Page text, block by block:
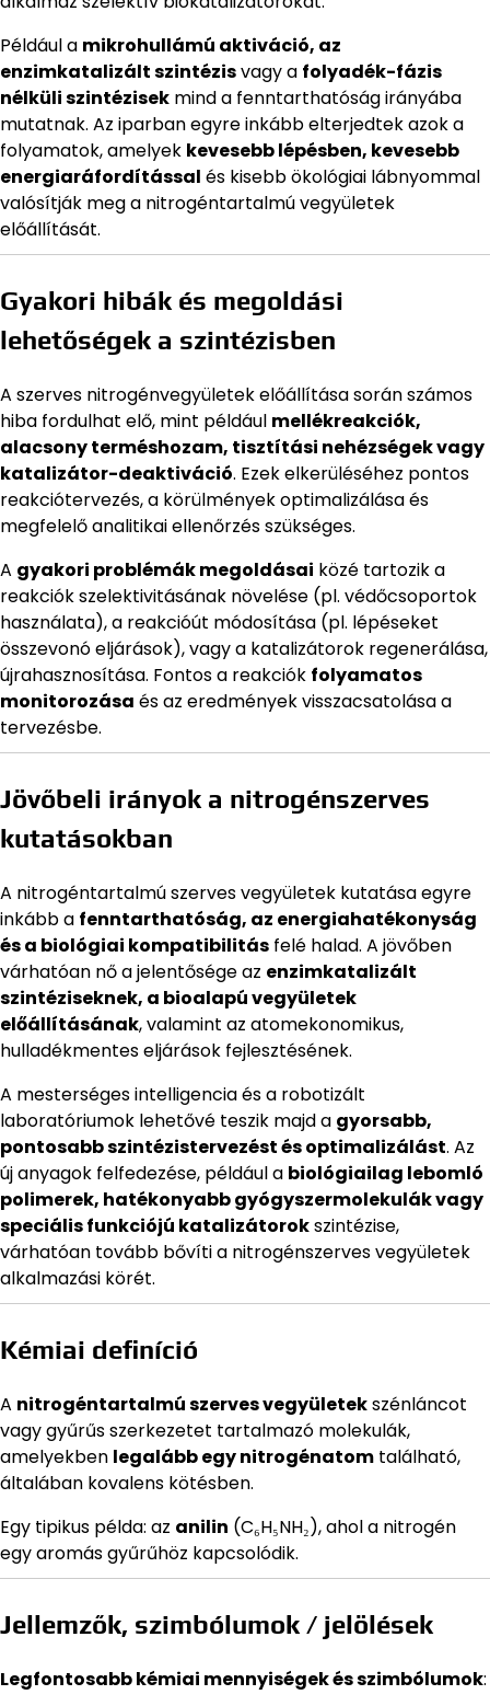
Például a mikrohullámú aktiváció, az
enzimkatalizált szintézisvagy a folyadék-fázis
nélküli szintézisek mind a fenntarthatóság irányába
mutatnak. Az iparban egyre inkább elterjedtek azok a
folyamatok, amelyek kevesebb lépésben, kevesebb
energiaráfordítással és kisebb ökológiai lábnyommal
valósítják meg a nitrogéntartalmú vegyületek
előállítását.
Gyakori hibák és megoldási
lehetőségek a szintézisben
A szerves nitrogénvegyületek előállítása során számos
hiba fordulhat elő, mint például mellékreakciók,
alacsony terméshozam, tisztítási nehézségek vagy
katalizátor-deaktiváció. Ezek elkerüléséhez pontos
reakciótervezés, a körülmények optimalizálása és
megfelelő analitikai ellenőrzés szükséges.
A gyakori problémák megoldásai közé tartozik a
reakciók szelektivitásának növelése (pl. védőcsoportok
használata), a reakcióút módosítása (pl. lépéseket
összevonó eljárások), vagy a katalizátorok regenerálása,
újrahasznosítása. Fontos a reakciók folyamatos
monitorozása és az eredmények visszacsatolása a
tervezésbe.
Jövőbeli irányok a nitrogénszerves
kutatásokban
A nitrogéntartalmú szerves vegyületek kutatása egyre
inkább a fenntarthatóság, az energiahatékonyság
és a biológiai kompatibilitás felé halad. A jövőben
várhatóan nő a jelentősége az enzimkatalizált
szintéziseknek, a bioalapú vegyületek
előállításának, valamint az atomekonomikus,
hulladékmentes eljárások fejlesztésének.
A mesterséges intelligencia és a robotizált
laboratóriumok lehetővé teszik majd a gyorsabb,
pontosabb szintézistervezést és optimalizálást. Az
új anyagok felfedezése, például a biológiailag lebomló
polimerek, hatékonyabb gyógyszermolekulák vagy
speciális funkciójú katalizátorokszintézise,
várhatóan tovább bővíti a nitrogénszerves vegyületek
alkalmazási körét.
Kémiai definíció
A nitrogéntartalmú szerves vegyületekszénláncot
vagy gyűrűs szerkezetet tartalmazó molekulák,
amelyekben legalább egy nitrogénatom található,
általában kovalens kötésben.
Egy tipikus példa: az anilin (C₆H₅NH₂), ahol a nitrogén
egy aromás gyűrűhöz kapcsolódik.
Jellemzők, szimbólumok / jelölések
Legfontosabb kémiai mennyiségek és szimbólumok: